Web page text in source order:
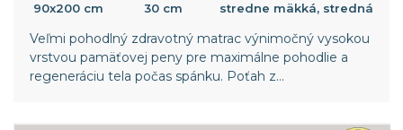
90x200 cm 30 cm stredne mäkká, stredná
Veľmi pohodlný zdravotný matrac výnimočný vysokou
vrstvou pamäťovej peny pre maximálne pohodlie a
regeneráciu tela počas spánku. Poťah z